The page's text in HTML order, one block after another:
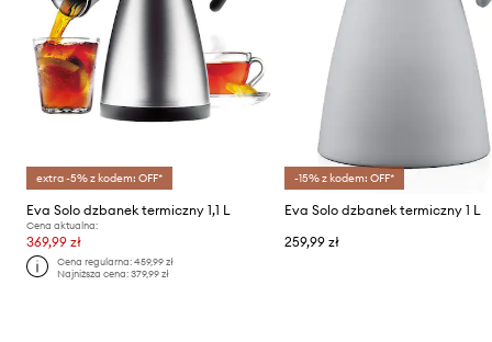
extra -5% z kodem: OFF*
Eva Solo dzbanek termiczny 1,1 L
Cena aktualna:
369,99 zł
Cena regularna:459,99 zł
Najniższa cena:379,99 zł
-15% z kodem: OFF*
Eva Solo dzbanek termiczny 1 L
259,99 zł